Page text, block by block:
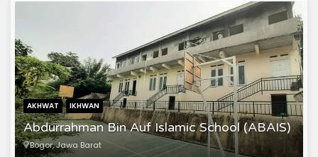
AKHWAT IKHWAN
Abdurrahman Bin Auf Islamic School (ABAIS)
Bogor, Jawa Barat